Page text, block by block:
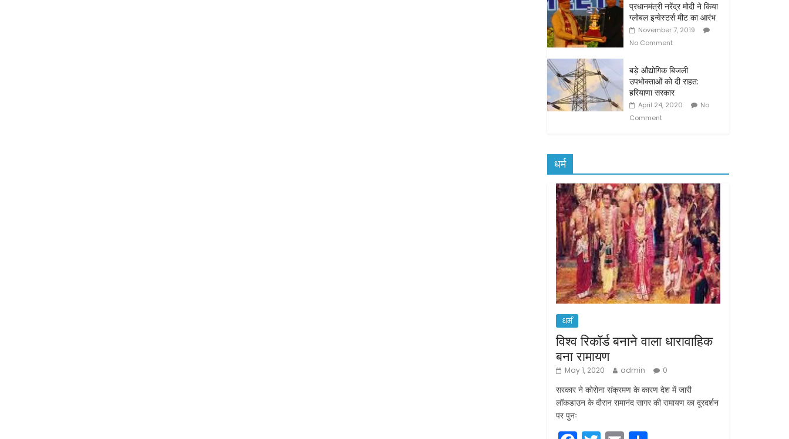
प्रधानमंत्री नरेंद्र मोदी ने किया
ग्‍लोबल इन्‍वेस्‍टर्स मीट का आरंभ
November 7, 2019
No Comment
बड़े औद्योगिक बिजली
उपभोक्‍ताओं को दी राहत:
हरियाणा सरकार
April 24, 2020
No
Comment
धर्म
धर्म
विश्व रिकॉर्ड बनाने वाला धारावाहिक
बना रामायण
May 1, 2020 admin 0
सरकार ने कोरोना संक्रमण के कारण देश में जारी
लॉकडाउन के दौरान रामानंद सागर की रामायण का दूरदर्शन
पर पुनः